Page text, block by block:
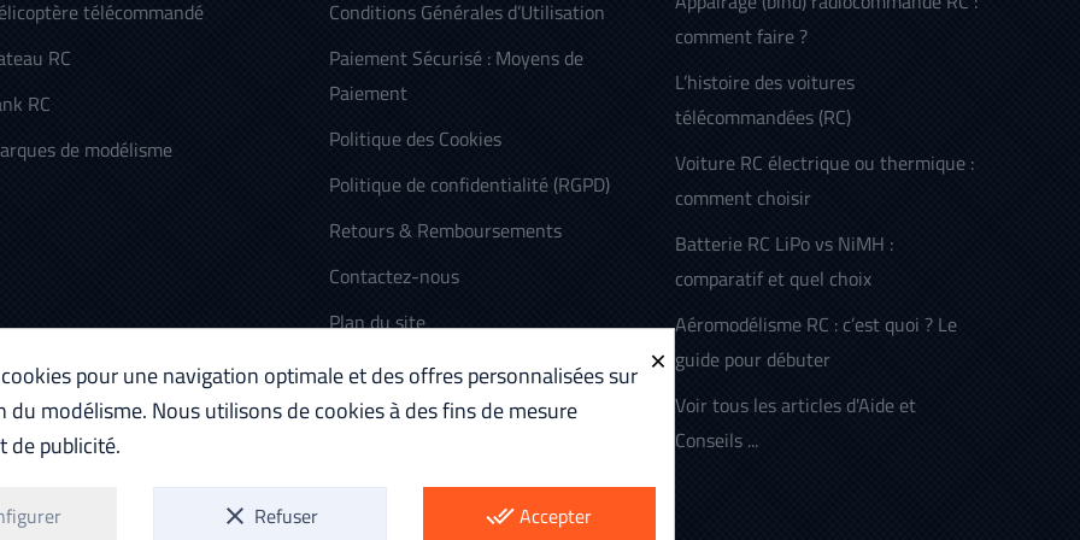
télécommandé
RC
RC
de modélisme
Conditions Générales d’Utilisation
Paiement Sécurisé : Moyens de
Paiement
Politique des Cookies
Politique de confidentialité (RGPD)
Retours & Remboursements
Contactez-nous
Plan du site
comment faire ?
L’histoire des voitures
télécommandées (RC)
Voiture RC électrique ou thermique :
comment choisir
Batterie RC LiPo vs NiMH :
comparatif et quel choix
Aéromodélisme RC : c’est quoi ? Le
guide pour débuter
Voir tous les articles d'Aide et
Conseils ...
×
pour une navigation optimale et des offres personnalisées sur
du modélisme. Nous utilisons de cookies à des fins de mesure
de publicité.
clear Refuser done_allAccepter